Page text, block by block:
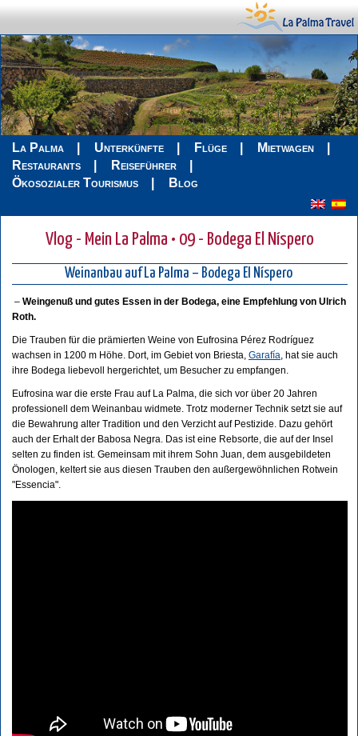
La Palma Unterkünfte Flüge
Mietwagen
Restaurants
Reiseführer
Ökosozialer Tourismus
Blog
Vlog - Mein La Palma • 09 - Bodega El Níspero
Weinanbau auf La Palma – Bodega El Níspero
– Weingenuß und gutes Essen in der Bodega, eine Empfehlung von Ulrich
Roth.
Die Trauben für die prämierten Weine von Eufrosina Pérez Rodríguez
wachsen in 1200 m Höhe. Dort, im Gebiet von Briesta, Garafía, hat sie auch
ihre Bodega liebevoll hergerichtet, um Besucher zu empfangen.
Eufrosina war die erste Frau auf La Palma, die sich vor über 20 Jahren
professionell dem Weinanbau widmete. Trotz moderner Technik setzt sie auf
die Bewahrung alter Tradition und den Verzicht auf Pestizide. Dazu gehört
auch der Erhalt der Babosa Negra. Das ist eine Rebsorte, die auf der Insel
selten zu finden ist. Gemeinsam mit ihrem Sohn Juan, dem ausgebildeten
Önologen, keltert sie aus diesen Trauben den außergewöhnlichen Rotwein
"Essencia".